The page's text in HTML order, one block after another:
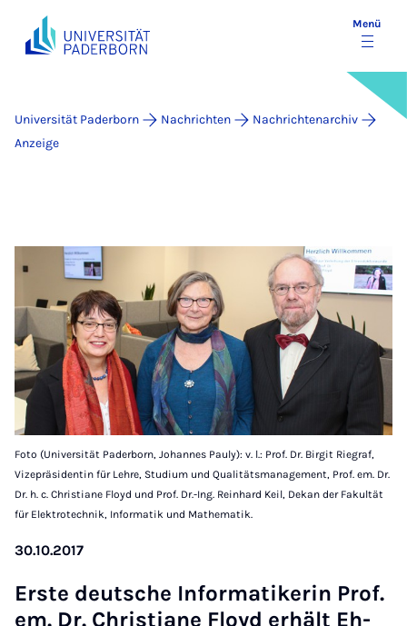
Menü
Universität Paderborn Nachrichten
Nachrichtenarchiv
Anzeige
Foto (Universität Paderborn, Johannes Pauly): v. l.: Prof. Dr. Birgit Riegraf,
Vizepräsidentin für Lehre, Studium und Qualitätsmanagement, Prof. em. Dr.
Dr. h. c. Christiane Floyd und Prof. Dr.-Ing. Reinhard Keil, Dekan der Fakultät
für Elektrotechnik, Informatik und Mathematik.
30.10.2017
Ers­te deut­sche In­for­ma­ti­ke­rin Prof.
em. Dr. Chris­ti­a­ne Floyd er­hält Eh­